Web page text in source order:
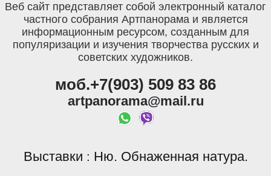
Веб сайт представляет собой электронный каталог
частного собрания Артпанорама и является
информационным ресурсом, созданным для
популяризации и изучения творчества русских и
советских художников.
моб.+7(903) 509 83 86
artpanorama@mail.ru
Выставки : Ню. Обнаженная натура.